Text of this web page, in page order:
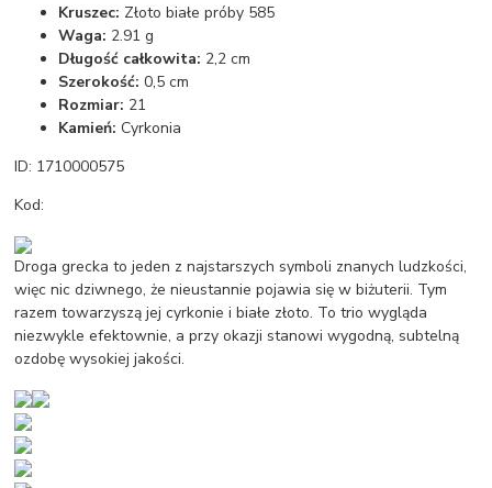
Kruszec: Złoto białe próby 585
Waga: 2.91 g
Długość całkowita: 2,2 cm
Szerokość: 0,5 cm
Rozmiar: 21
Kamień: Cyrkonia
ID: 1710000575
Kod:
Droga grecka to jeden z najstarszych symboli znanych ludzkości,
więc nic dziwnego, że nieustannie pojawia się w biżuterii. Tym
razem towarzyszą jej cyrkonie i białe złoto. To trio wygląda
niezwykle efektownie, a przy okazji stanowi wygodną, subtelną
ozdobę wysokiej jakości.